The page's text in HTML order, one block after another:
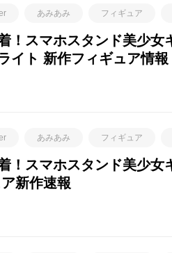
あみあみ フィギュア
！スマホスタンド美少
イト 新作フィギュア情報
あみあみ フィギュア
！スマホスタンド美少
新作速報